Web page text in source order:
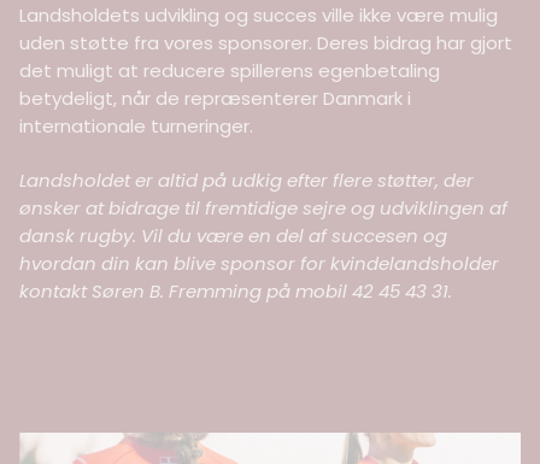
Landsholdets udvikling og succes ville ikke være mulig
uden støtte fra vores sponsorer. Deres bidrag har gjort
det muligt at reducere spillerens egenbetaling
betydeligt, når de repræsenterer Danmark i
internationale turneringer.
Landsholdet er altid på udkig efter flere støtter, der
ønsker at bidrage til fremtidige sejre og udviklingen af
dansk rugby. Vil du være en del af succesen og
hvordan din kan blive sponsor for kvindelandsholder
kontaktSøren B. Fremming på mobil 42 45 43 31.